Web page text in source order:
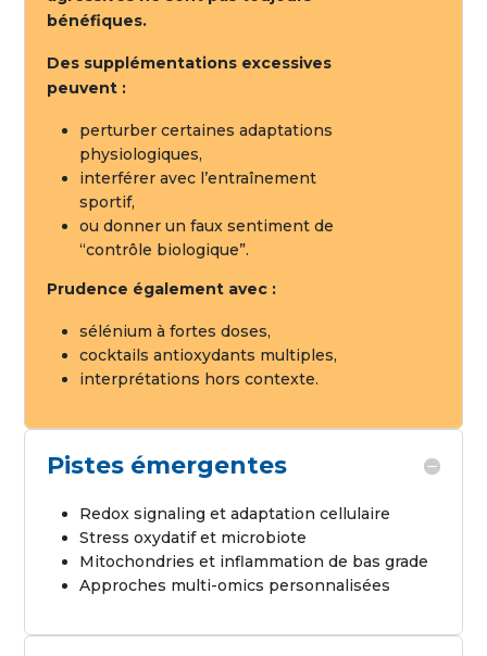
bénéfiques.
Des supplémentations excessives
peuvent :
perturber certaines adaptations
physiologiques,
interférer avec l’entraînement
sportif,
ou donner un faux sentiment de
“contrôle biologique”.
Prudence également avec :
sélénium à fortes doses,
cocktails antioxydants multiples,
interprétations hors contexte.
Pistes émergentes
Redox signaling et adaptation cellulaire
Stress oxydatif et microbiote
Mitochondries et inflammation de bas grade
Approches multi-omics personnalisées